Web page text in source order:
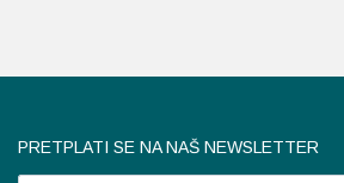
PRETPLATI SE NA NAŠ NEWSLETTER